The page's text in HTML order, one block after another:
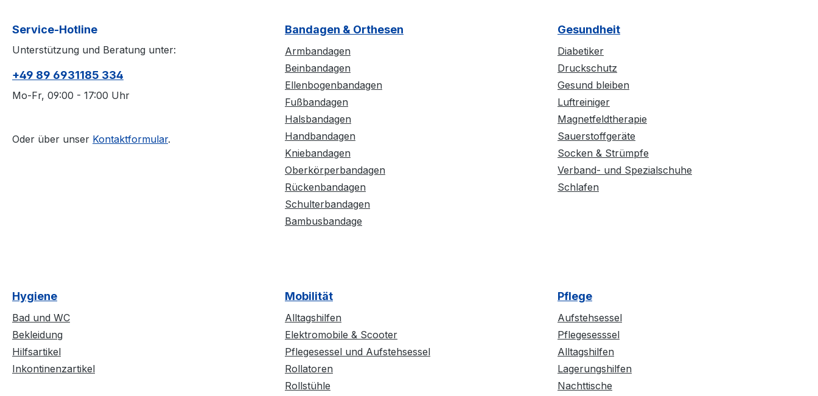
Service-Hotline
Unterstützung und Beratung unter:
+49 89 6931185 334
Mo-Fr, 09:00 - 17:00 Uhr
Oder über unser Kontaktformular.
Bandagen & Orthesen
Armbandagen
Beinbandagen
Ellenbogenbandagen
Fußbandagen
Halsbandagen
Handbandagen
Kniebandagen
Oberkörperbandagen
Rückenbandagen
Schulterbandagen
Bambusbandage
Gesundheit
Diabetiker
Druckschutz
Gesund bleiben
Luftreiniger
Magnetfeldtherapie
Sauerstoffgeräte
Socken & Strümpfe
Verband- und Spezialschuhe
Schlafen
Hygiene
Bad und WC
Bekleidung
Hilfsartikel
Inkontinenzartikel
Mobilität
Alltagshilfen
Elektromobile & Scooter
Pflegesessel und Aufstehsessel
Rollatoren
Rollstühle
Pflege
Aufstehsessel
Pflegesesssel
Alltagshilfen
Lagerungshilfen
Nachttische